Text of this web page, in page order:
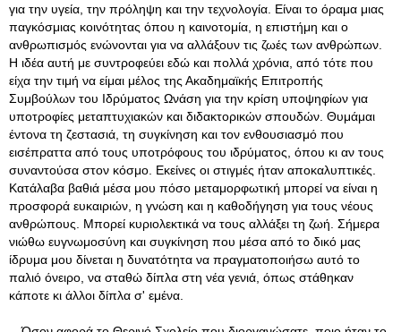
για την υγεία, την πρόληψη και την τεχνολογία. Είναι το όραμα μιας
παγκόσμιας κοινότητας όπου η καινοτομία, η επιστήμη και ο
ανθρωπισμός ενώνονται για να αλλάξουν τις ζωές των ανθρώπων.
Η ιδέα αυτή με συντροφεύει εδώ και πολλά χρόνια, από τότε που
είχα την τιμή να είμαι μέλος της Ακαδημαϊκής Επιτροπής
Συμβούλων του Ιδρύματος Ωνάση για την κρίση υποψηφίων για
υποτροφίες μεταπτυχιακών και διδακτορικών σπουδών. Θυμάμαι
έντονα τη ζεστασιά, τη συγκίνηση και τον ενθουσιασμό που
εισέπραττα από τους υποτρόφους του ιδρύματος, όπου κι αν τους
συναντούσα στον κόσμο. Εκείνες οι στιγμές ήταν αποκαλυπτικές.
Κατάλαβα βαθιά μέσα μου πόσο μεταμορφωτική μπορεί να είναι η
προσφορά ευκαιριών, η γνώση και η καθοδήγηση για τους νέους
ανθρώπους. Μπορεί κυριολεκτικά να τους αλλάξει τη ζωή. Σήμερα
νιώθω ευγνωμοσύνη και συγκίνηση που μέσα από το δικό μας
ίδρυμα μου δίνεται η δυνατότητα να πραγματοποιήσω αυτό το
παλιό όνειρο, να σταθώ δίπλα στη νέα γενιά, όπως στάθηκαν
κάποτε κι άλλοι δίπλα σ' εμένα.